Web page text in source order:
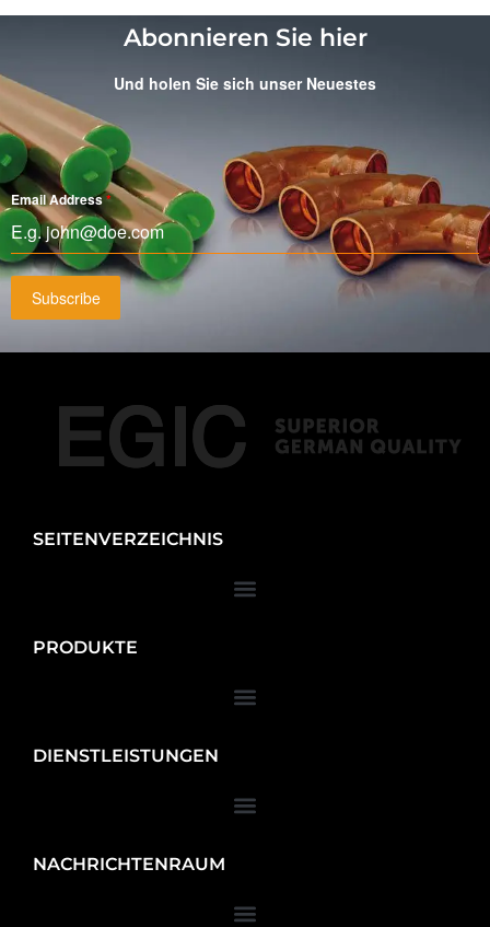
Abonnieren Sie hier
Und holen Sie sich unser Neuestes
Email Address*
Subscribe
SEITENVERZEICHNIS
PRODUKTE
DIENSTLEISTUNGEN
NACHRICHTENRAUM